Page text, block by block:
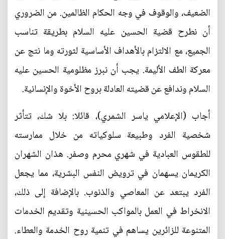
الضعيف، والوقوف في وجه الحكام الظالمين. من الضروري
أن نطرح قضية الحسين عليه السلام بطريقة تناسب
الجميع، مع الالتزام بالأهداف الأساسية لثورته وما نتج عن
معركة الطف الأليمة. يجب أن نبرز مظلومية الحسين عليه
السلام وندافع عن قضيته العادلة بروح الأخوة والإنسانية.
أجاب (الإعلامي ياسر الشمري)، قائلا: بلا شك، تتأثر
شخصية الفرد وطبيعة سلوكياته من خلال ممارسته
للطقوس العبادية في شهري محرم وصفر. هذان الشهران
الكريمان يسهمان في ترويض النفس البشرية، مما يجعل
الفرد يبتعد عن المعاصي والذنوب. بالإضافة إلى ذلك،
الانخراط في العمل بالمواكب الحسينية وتقديم الخدمات
المتنوعة للزائرين يساهم في تنمية روح الخدمة والعطاء.